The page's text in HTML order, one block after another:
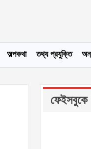
অল্পকথা তথ্য প্রযুক্তি